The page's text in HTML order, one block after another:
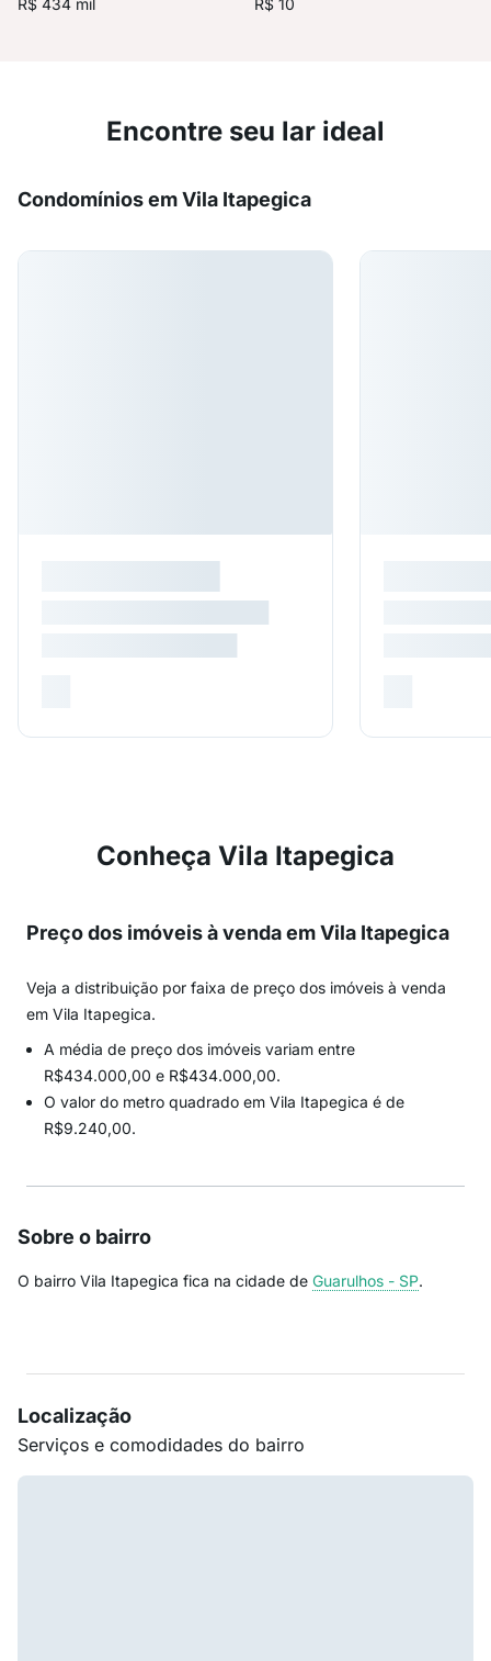
R$ 434 mil
R$ 10
Encontre seu lar ideal
Condomínios em Vila Itapegica
Conheça Vila Itapegica
Preço dos imóveis à venda em Vila Itapegica
Veja a distribuição por faixa de preço dos imóveis à venda
em Vila Itapegica.
A média de preço dos imóveis variam entre
R$434.000,00 e R$434.000,00.
O valor do metro quadrado em Vila Itapegica é de
R$9.240,00.
Sobre o bairro
O bairro Vila Itapegica fica na cidade de Guarulhos - SP.
Localização
Serviços e comodidades do bairro